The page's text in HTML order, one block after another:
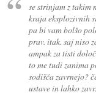
se strinjam z takim
kraja eksplozivnih
pa bi vam bolšo
prav. itak. saj niso
ampak za tisti
to me tudi zanima
sodišča zavrnejo?
ustave in lahko